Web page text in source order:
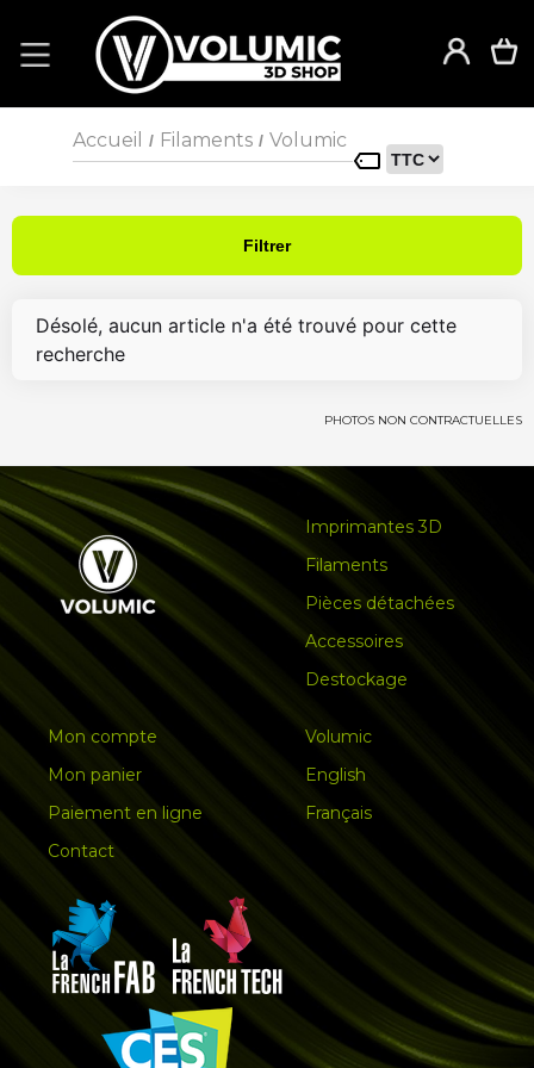
Accueil / Filaments / Volumic
Filtrer
Désolé, aucun article n'a été trouvé pour cette
recherche
PHOTOS NON CONTRACTUELLES
Imprimantes 3D
Filaments
Pièces détachées
Accessoires
Destockage
Mon compte
Mon panier
Paiement en ligne
Contact
Volumic
English
Français